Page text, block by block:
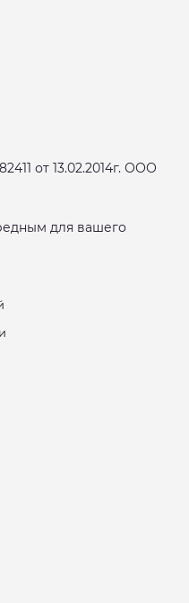
от 13.02.2014г. ООО
для вашего